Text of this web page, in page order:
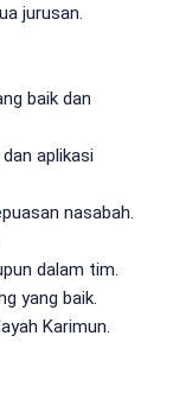
jurusan.
baik dan
aplikasi
nasabah.
dalam tim.
yang baik.
Karimun.